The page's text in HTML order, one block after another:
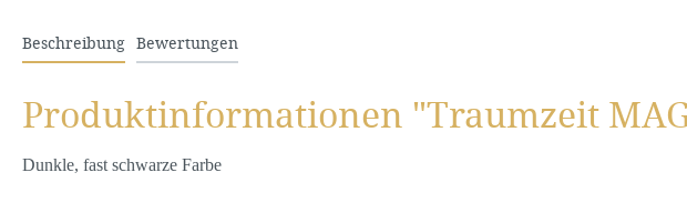
Beschreibung Bewertungen
Produktinformationen "Traumzeit
Dunkle, fast schwarze Farbe